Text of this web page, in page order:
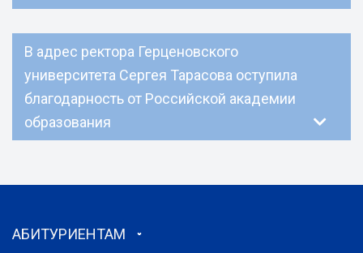
В адрес ректора Герценовского
университета Сергея Тарасова оступила
благодарность от Российской академии
образования
АБИТУРИЕНТАМ